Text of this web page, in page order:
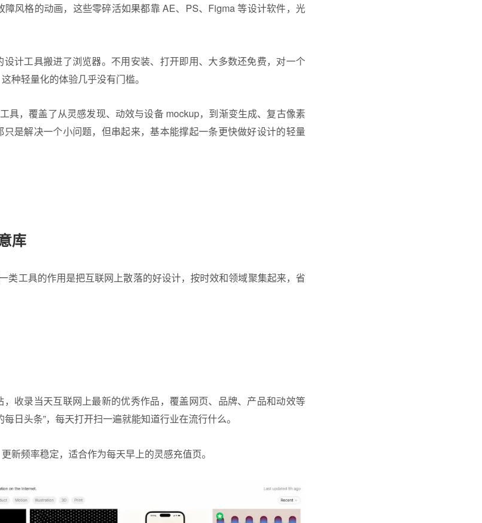
风格的动画，这些零碎活如果都靠 AE、PS、Figma 等设计软件，光
计工具搬进了浏览器。不用安装、打开即用、大多数还免费，对一个
种轻量化的体验几乎没有门槛。
具，覆盖了从灵感发现、动效与设备 mockup，到渐变生成、复古像素
是解决一个小问题，但串起来，基本能撑起一条更快做好设计的轻量
库
类工具的作用是把互联网上散落的好设计，按时效和领域聚集起来，省
收录当天互联网上最新的优秀作品，覆盖网页、品牌、产品和动效等
日头条”，每天打开扫一遍就能知道行业在流行什么。
新频率稳定，适合作为每天早上的灵感充值页。